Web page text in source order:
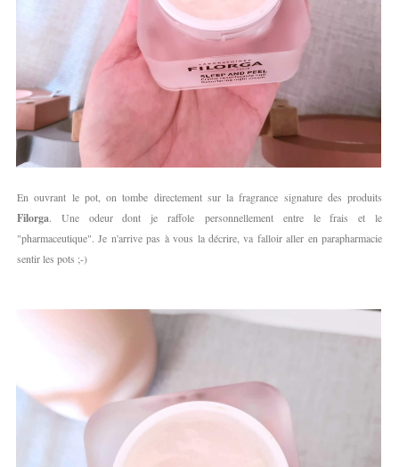
En ouvrant le pot, on tombe directement sur la fragrance signature des produits
Filorga. Une odeur dont je raffole personnellement entre le frais et le
"pharmaceutique". Je n'arrive pas à vous la décrire, va falloir aller en parapharmacie
sentir les pots ;-)